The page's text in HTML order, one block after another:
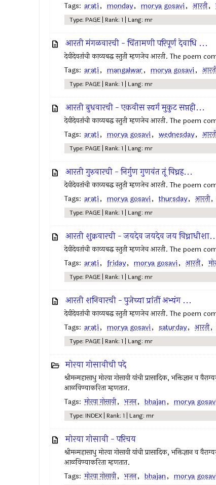
Tags: arati, monday, morya gosavi, आरती,
Type: PAGE | Rank: 1 | Lang: mr
आरती मंगळवारची - चिंतामणी परिपूर्ण देवाधि ...
देवीदेवतांची काव्यबद्ध स्तुती म्हणजेच आरती. The
Tags: arati, mangalwar, morya gosavi,
Type: PAGE | Rank: 1 | Lang: mr
आरती बुधवारची - एकवीस स्वर्ग मुकुट सप्तही...
देवीदेवतांची काव्यबद्ध स्तुती म्हणजेच आरती. The
Tags: arati, morya gosavi, wednesday,
Type: PAGE | Rank: 1 | Lang: mr
आरती गुरुवारची - निर्गुण गुणवंत तूं विघ्नह...
देवीदेवतांची काव्यबद्ध स्तुती म्हणजेच आरती. The
Tags: arati, morya gosavi, thursday, आरती,
Type: PAGE | Rank: 1 | Lang: mr
आरती शुक्रवारची - जयदेव जयदेव जय
देवीदेवतांची काव्यबद्ध स्तुती म्हणजेच आरती. The
Tags: arati, friday, morya gosavi, आरती,
Type: PAGE | Rank: 1 | Lang: mr
आरती शनिवारची - पुजेच्या प्रांतीं अभ्यंग ...
देवीदेवतांची काव्यबद्ध स्तुती म्हणजेच आरती. The
Tags: arati, morya gosavi, saturday, आरती,
Type: PAGE | Rank: 1 | Lang: mr
मोरया गोसावीची पदे
श्रीमन्महासाधु मोरया गोसावी यांची प्रासादिक, भक्तिज्ञान व
आळविण्याकरिता म्हणतात.
Tags: मोरया गोसावी, भजन, bhajan, morya
Type: INDEX | Rank: 1 | Lang: mr
मोरया गोसावी - परिचय
श्रीमन्महासाधु मोरया गोसावी यांची प्रासादिक, भक्तिज्ञान व
आळविण्याकरिता म्हणतात.
Tags: मोरया गोसावी, भजन, bhajan, morya